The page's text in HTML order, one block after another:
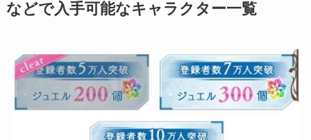
などで入手可能なキャラクター一覧